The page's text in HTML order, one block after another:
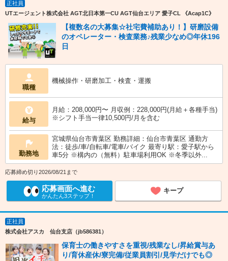
正社員
UTエージェント株式会社 AGT北日本第一CU AGT仙台エリア 愛子CL 《Acap1C》
【複数名の大募集☆社宅費補助あり！】研磨設備
のオペレーター・検査業務♪残業少なめ◎年休196
日
職種
機械操作・研磨加工・検査・運搬
給与
月給：208,000円〜 月収例：228,000円(月給＋各種手当)
※シフト手当一律10,500円/月を含む
勤務地
宮城県仙台市青葉区 勤務詳細：仙台市青葉区 通勤方
法：徒歩/車/自転車/電車/バイク 最寄り駅：愛子駅から
車5分 ※構内の（無料）駐車場利用OK ※冬季以外...
応募締め切り2026/08/21まで
応募画面へ進む
かんたん3ステップ！
キープ
正社員
株式会社アスカ 仙台支店（jb586381）
保育士の働きやすさを重視/残業なし/昇給賞与あ
り/育休産休/寮完備/従業員割引/見学だけでも◎